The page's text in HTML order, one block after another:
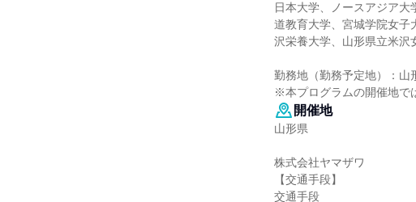
日本大学、ノースアジア
道教育大学、宮城学院女子
沢栄養大学、山形県立米沢
勤務地（勤務予定地）：山
※本プログラムの開催地で
開催地
山形県
株式会社ヤマザワ
【交通手段】
交通手段